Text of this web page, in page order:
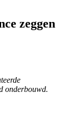
zeggen
onderbouwd.